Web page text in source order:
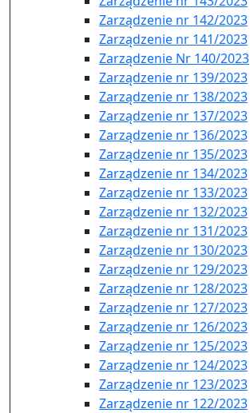
Zarządzenie nr 142/2023
Zarządzenie nr 141/2023
Zarządzenie Nr 140/2023
Zarządzenie nr 139/2023
Zarządzenie nr 138/2023
Zarządzenie nr 137/2023
Zarządzenie nr 136/2023
Zarządzenie nr 135/2023
Zarządzenie nr 134/2023
Zarządzenie nr 133/2023
Zarządzenie nr 132/2023
Zarządzenie nr 131/2023
Zarządzenie nr 130/2023
Zarządzenie nr 129/2023
Zarządzenie nr 128/2023
Zarządzenie nr 127/2023
Zarządzenie nr 126/2023
Zarządzenie nr 125/2023
Zarządzenie nr 124/2023
Zarządzenie nr 123/2023
Zarządzenie nr 122/2023